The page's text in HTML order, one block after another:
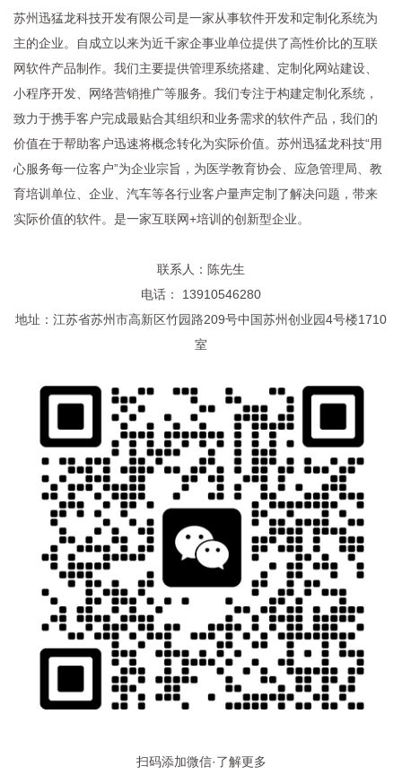
苏州迅猛龙科技开发有限公司是一家从事软件开发和定制化系统为
主的企业。自成立以来为近千家企事业单位提供了高性价比的互联
网软件产品制作。我们主要提供管理系统搭建、定制化网站建设、
小程序开发、网络营销推广等服务。我们专注于构建定制化系统，
致力于携手客户完成最贴合其组织和业务需求的软件产品，我们的
价值在于帮助客户迅速将概念转化为实际价值。苏州迅猛龙科技“用
心服务每一位客户”为企业宗旨，为医学教育协会、应急管理局、教
育培训单位、企业、汽车等各行业客户量声定制了解决问题，带来
实际价值的软件。是一家互联网+培训的创新型企业。
联系人：陈先生
电话： 13910546280
地址：江苏省苏州市高新区竹园路209号中国苏州创业园4号楼1710
室
扫码添加微信·了解更多